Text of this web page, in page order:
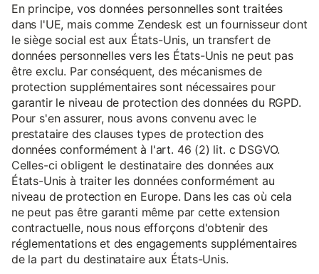
En principe, vos données personnelles sont traitées
dans l'UE, mais comme Zendesk est un fournisseur dont
le siège social est aux États-Unis, un transfert de
données personnelles vers les États-Unis ne peut pas
être exclu. Par conséquent, des mécanismes de
protection supplémentaires sont nécessaires pour
garantir le niveau de protection des données du RGPD.
Pour s'en assurer, nous avons convenu avec le
prestataire des clauses types de protection des
données conformément à l'art. 46 (2) lit. c DSGVO.
Celles-ci obligent le destinataire des données aux
États-Unis à traiter les données conformément au
niveau de protection en Europe. Dans les cas où cela
ne peut pas être garanti même par cette extension
contractuelle, nous nous efforçons d'obtenir des
réglementations et des engagements supplémentaires
de la part du destinataire aux États-Unis.